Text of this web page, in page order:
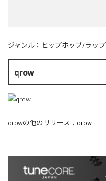
ジャンル： ヒップホップ/ラップ
qrow
qrowの他のリリース： qrow